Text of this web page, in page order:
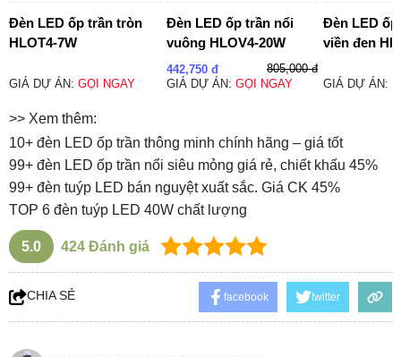
Đèn LED ốp trần tròn
HLOT4-7W
GIÁ DỰ ÁN: GỌI NGAY
Đèn LED ốp trần nổi
vuông HLOV4-20W
442,750 đ
805,000 đ
GIÁ DỰ ÁN: GỌI NGAY
Đèn LED
viền đen
GIÁ DỰ ÁN:
>> Xem thêm:
10+ đèn LED ốp trần thông minh chính hãng – giá tốt
99+ đèn LED ốp trần nổi siêu mỏng giá rẻ, chiết khấu 45%
99+ đèn tuýp LED bán nguyệt xuất sắc. Giá CK 45%
TOP 6 đèn tuýp LED 40W chất lượng
5.0 424 Đánh giá
CHIA SẺ facebook twitter